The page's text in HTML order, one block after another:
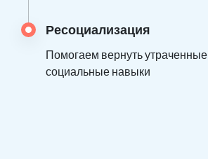
Ресоциализация
Помогаем вернуть утраченные
социальные навыки